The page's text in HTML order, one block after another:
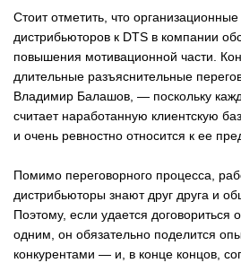
Стоит отметить, что
дистрибьюторов к DTS в компании
повышения мотивационной части.
длительные разъяснительные
Владимир Балашов, — поскольку
считает наработанную клиентскую
и очень ревностно относится к ее
Помимо переговорного процесса,
дистрибьюторы знают друг друга и
Поэтому, если удается договориться
одним, он обязательно поделится
конкурентами — и, в конце концов,